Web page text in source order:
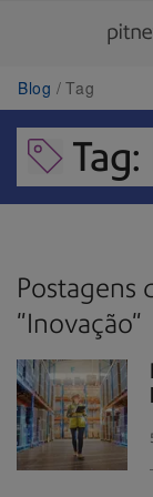
Blog Tag
Postagens
"Inovação"